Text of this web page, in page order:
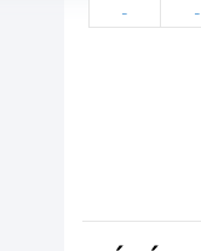
- -